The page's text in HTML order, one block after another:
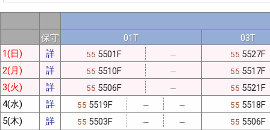
保守 01T
03T
1(日)
詳 55 5501F ─ 55 5527F
2(月)
詳 55 5510F ─ 55 5517F
3(火)
詳 55 5506F ─ 55 5521F
4(水)
詳 55 5519F ─ ─ 55 5518F
5(木)
詳 55 5503F ─ ─ 55 5506F